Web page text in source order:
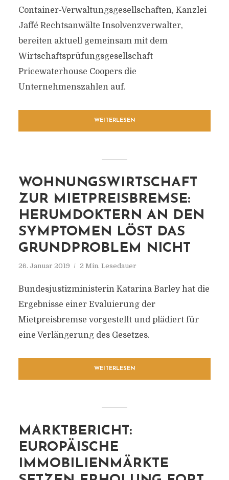
Container-Verwaltungsgesellschaften, Kanzlei
Jaffé Rechtsanwälte Insolvenzverwalter,
bereiten aktuell gemeinsam mit dem
Wirtschaftsprüfungsgesellschaft
Pricewaterhouse Coopers die
Unternehmenszahlen auf.
WEITERLESEN
WOHNUNGSWIRTSCHAFT
ZUR MIETPREISBREMSE:
HERUMDOKTERN AN DEN
SYMPTOMEN LÖST DAS
GRUNDPROBLEM NICHT
26. Januar 2019 2 Min. Lesedauer
Bundesjustizministerin Katarina Barley hat die
Ergebnisse einer Evaluierung der
Mietpreisbremse vorgestellt und plädiert für
eine Verlängerung des Gesetzes.
WEITERLESEN
MARKTBERICHT:
EUROPÄISCHE
IMMOBILIENMÄRKTE